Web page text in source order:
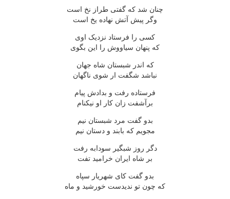
چنان شد که گفتی طراز نخ است
وگر پیش آتش نهاده یخ است
کسی را فرستاد نزدیک اوی
که پنهان سیاووش را این بگوی
که اندر شبستان شاه جهان
نباشد شگفت ار شوی ناگهان
فرستاده رفت و بدادش پیام
برآشفت زان کار او نیکنام
بدو گفت مرد شبستان نیم
مجویم که بابند و دستان نیم
دگر روز شبگیر سودابه رفت
بر شاه ایران خرامید تفت
بدو گفت کای شهریار سپاه
که چون تو ندیدست خورشید و ماه